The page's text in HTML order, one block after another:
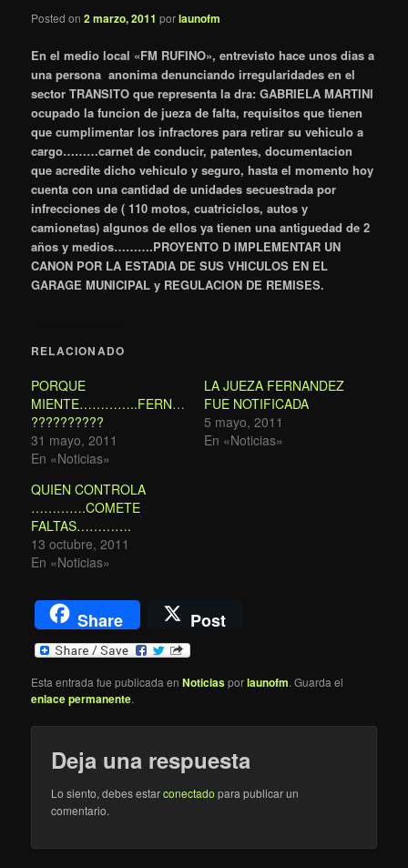
Posted on2 marzo, 2011 porlaunofm
En el medio local «FM RUFINO», entrevisto hace unos dias a
una persona anonima denunciando irregularidades en el
sector TRANSITO que representa la dra: GABRIELA MARTINI
ocupado la funcion de jueza de falta, requisitos que tienen
que cumplimentar los infractores para retirar su vehiculo a
cargo………carnet de conducir, patentes, documentacion
que acredite dicho vehiculo y seguro, hasta el momento hoy
cuenta con una cantidad de unidades secuestrada por
infrecciones de ( 110 motos, cuatriciclos, autos y
camionetas) algunos de ellos ya tienen una antiguedad de 2
años y medios……….PROYENTO D IMPLEMENTAR UN
CANON POR LA ESTADIA DE SUS VHICULOS EN EL
GARAGE MUNICIPAL y REGULACION DE REMISES.
RELACIONADO
PORQUE
MIENTE…………..FERNANDEZ
??????????
31 mayo, 2011
En «Noticias»
LA JUEZA FERNANDEZ
FUE NOTIFICADA
5 mayo, 2011
En «Noticias»
QUIEN CONTROLA
………….COMETE
FALTAS………….
13 octubre, 2011
En «Noticias»
Share Post
Esta entrada fue publicada enNoticiasporlaunofm. Guarda el
enlace permanente.
Deja una respuesta
Lo siento, debes estarconectado para publicar un
comentario.